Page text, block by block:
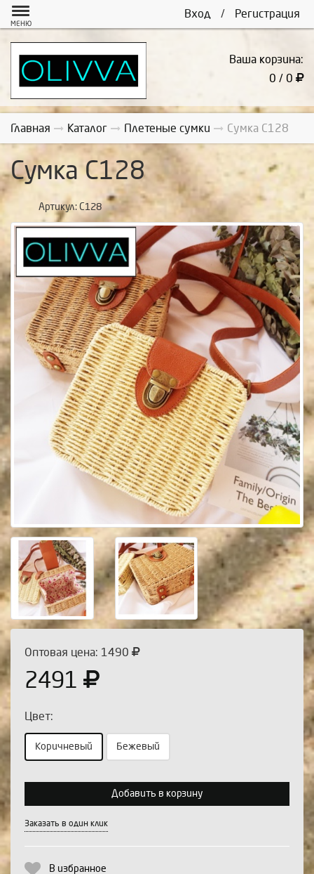
Вход / Регистрация
МЕНЮ
Ваша корзина:
0 / 0
Главная Каталог Плетеные сумки Сумка С128
Сумка С128
Артикул: С128
Оптовая цена: 1490
2491
Цвет:
Коричневый Бежевый
Выберите количество:
Продолжить Отмена
Добавить в корзину
Заказать в один клик
В избранное